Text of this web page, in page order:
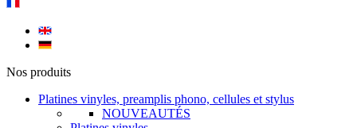
Nos produits
Platines vinyles, preamplis phono, cellules et stylus
NOUVEAUTÉS